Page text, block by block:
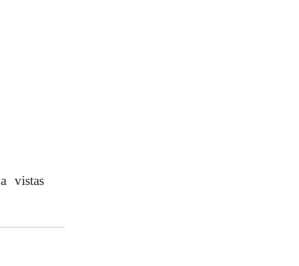
vistas